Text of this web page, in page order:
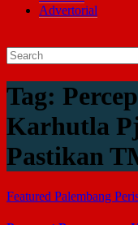
Advertorial
Tag:
Karhutla
Pastikan
Featured Palembang